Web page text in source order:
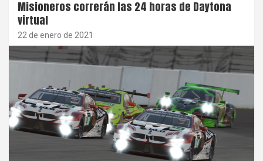
Misioneros correrán las 24 horas de Daytona
virtual
22 de enero de 2021